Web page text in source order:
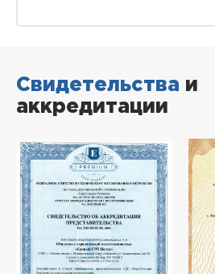
Свидетельства и
аккредитации